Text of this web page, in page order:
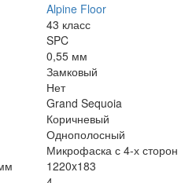
Alpine Floor
43 класс
SPC
0,55 мм
Замковый
Нет
Grand Sequoia
Коричневый
Однополосный
Микрофаска с 4-х сторон
1220x183